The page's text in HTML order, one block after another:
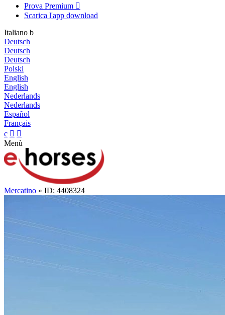
Prova Premium 
Scarica l'app download
Italiano b
Deutsch
Deutsch
Deutsch
Polski
English
English
Nederlands
Nederlands
Español
Français
c  
Menù
Mercatino » ID: 4408324